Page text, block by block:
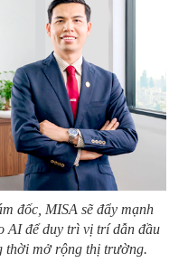
đốc, MISA sẽ đẩy mạnh
AI để duy trì vị trí dẫn đầu
thời mở rộng thị trường.